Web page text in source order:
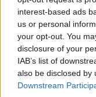
interest-based ads
us or personal
your opt-out. You
disclosure of your
IAB’s list of
also be disclosed by
Downstream
dallamhoz hasonlító
makacsnak«
kihívás, mert a
fokozását
Ravelt zavarta, hogy
„hiányzik belőle a